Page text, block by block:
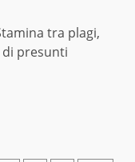
tra plagi,
di presunti